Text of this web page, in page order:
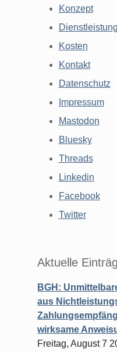
Konzept
Kosten
Kontakt
Datenschutz
Impressum
Mastodon
Bluesky
Threads
Linkedin
Facebook
Twitter
Aktuelle
BGH:
aus
wirksame
Freitag, August 7